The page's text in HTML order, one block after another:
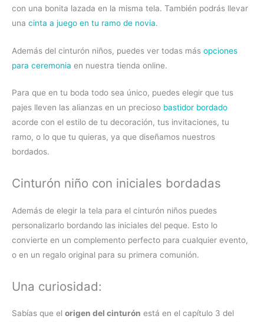
con una bonita lazada en la misma tela. También podrás llevar
una cinta a juego en tu ramo de novia.
Además del cinturón niños, puedes ver todas más opciones
para ceremonia en nuestra tienda online.
Para que en tu boda todo sea único, puedes elegir que tus
pajes lleven las alianzas en un precioso bastidor bordado
acorde con el estilo de tu decoración, tus invitaciones, tu
ramo, o lo que tu quieras, ya que diseñamos nuestros
bordados.
Cinturón niño con iniciales bordadas
Además de elegir la tela para el cinturón niños puedes
personalizarlo bordando las iniciales del peque. Esto lo
convierte en un complemento perfecto para cualquier evento,
o en un regalo original para su primera comunión.
Una curiosidad:
Sabías que el origen del cinturón está en el capítulo 3 del